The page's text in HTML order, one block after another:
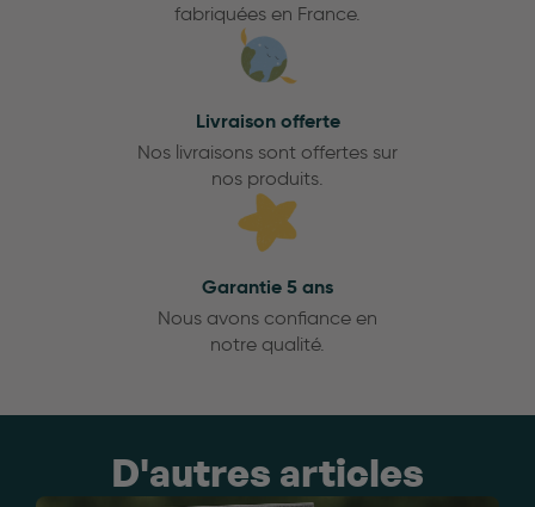
fabriquées en France.
Livraison offerte
Nos livraisons sont offertes sur
nos produits.
Garantie 5 ans
Nous avons confiance en
notre qualité.
D'autres articles